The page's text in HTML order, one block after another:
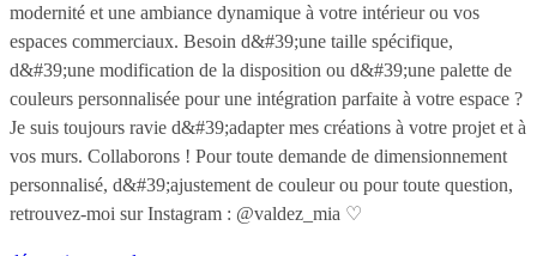
modernité et une ambiance dynamique à votre intérieur ou vos
espaces commerciaux. Besoin d&#39;une taille spécifique,
d&#39;une modification de la disposition ou d&#39;une palette de
couleurs personnalisée pour une intégration parfaite à votre espace ?
Je suis toujours ravie d&#39;adapter mes créations à votre projet et à
vos murs. Collaborons ! Pour toute demande de dimensionnement
personnalisé, d&#39;ajustement de couleur ou pour toute question,
retrouvez-moi sur Instagram : @valdez_mia ♡